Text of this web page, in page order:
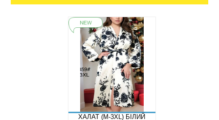
ХАЛАТ (M-3XL) БІЛИЙ